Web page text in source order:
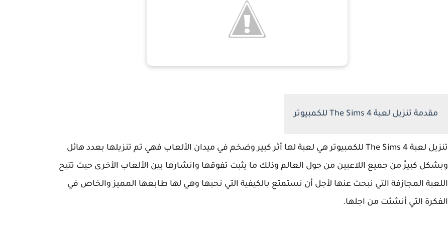
مقدمة تنزيل لعبة للكمبيوتر
تنزيل لعبة
للكمبيوتر هي لعبة لها أثر كبير وضخم في ميدان الألعاب فهي تم تنزيلها بعدد هائل
وبشكل كبيرً من جميع اللاعبين من حول العالم وذلك ما يثبت تفوقها وانشارها بين الألعاب الأخرى حيث تتيح
اللعبة المجازفة التي نبحث عنها لأجل أن نستمتع بالكيفية التي نحبها وهي لها طابعها المميز والخاص في
الفكرة التي أنشئت من اجلها.